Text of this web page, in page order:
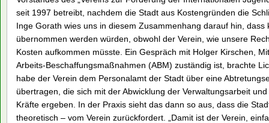
seit 1997 betreibt, nachdem die Stadt aus Kostengründen die
Inge Gorath wies uns in diesem Zusammenhang darauf hin, dass
übernommen werden würden, obwohl der Verein, wie unsere
Kosten aufkommen müsste. Ein Gespräch mit Holger Kirschen,
Arbeits-Beschaffungsmaßnahmen (ABM) zuständig ist, brachte
habe der Verein dem Personalamt der Stadt über eine
übertragen, die sich mit der Abwicklung der Verwaltungsarbeit
Kräfte ergeben. In der Praxis sieht das dann so aus, dass die
theoretisch – vom Verein zurückfordert. „Damit ist der Verein,